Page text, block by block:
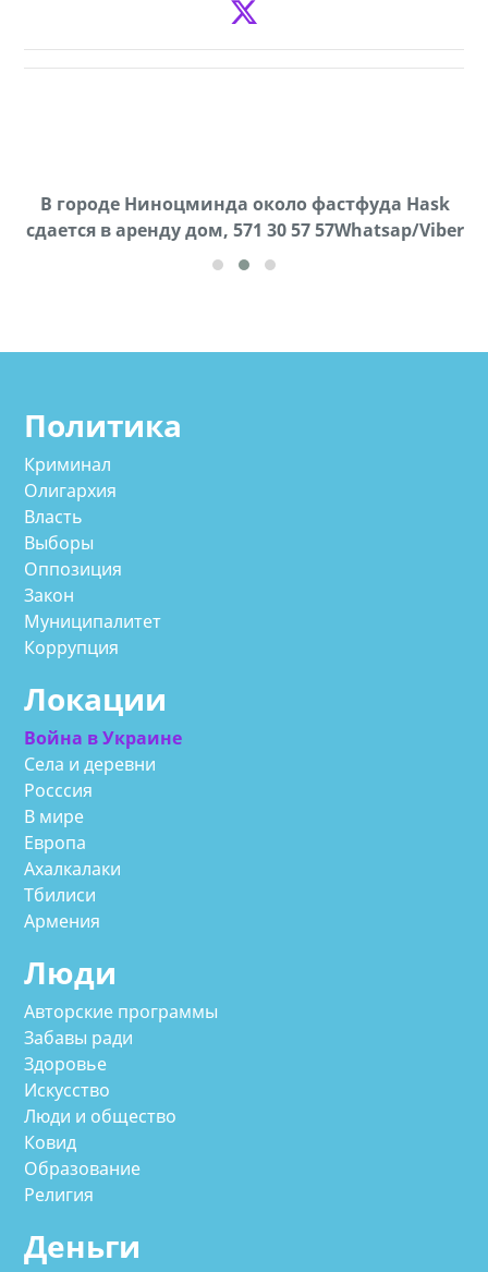
В городе Ниноцминда около фастфуда Hask
cдается в аренду дом, 571 30 57 57Whatsap/Viber
Продается машина марки Prado,571 30 57
57Whatsap/Viber
Политика
Криминал
Олигархия
Власть
Выборы
Оппозиция
Закон
Муниципалитет
Коррупция
Локации
Война в Украине
Села и деревни
Росссия
В мире
Европа
Ахалкалаки
Тбилиси
Армения
Люди
Авторские программы
Забавы ради
Здоровье
Искусство
Люди и общество
Ковид
Образование
Религия
Деньги